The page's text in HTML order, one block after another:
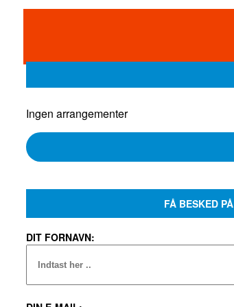
Ingen arrangementer
FÅ BESKED
DIT FORNAVN: